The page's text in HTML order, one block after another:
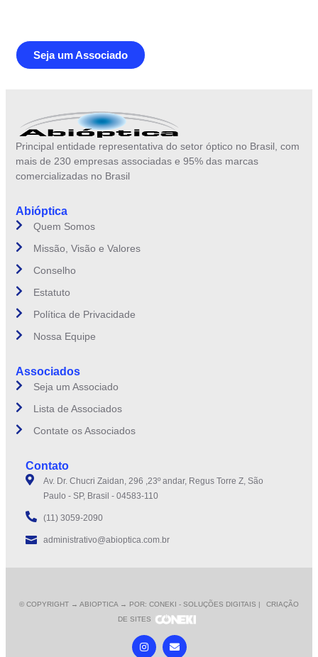
Seja um Associado
Principal entidade representativa do setor óptico no Brasil, com
mais de 230 empresas associadas e 95% das marcas
comercializadas no Brasil
Abióptica
Quem Somos
Missão, Visão e Valores
Conselho
Estatuto
Política de Privacidade
Nossa Equipe
Associados
Seja um Associado
Lista de Associados
Contate os Associados
Contato
Av. Dr. Chucri Zaidan, 296 ,23º andar, Regus Torre Z, São
Paulo - SP, Brasil - 04583-110
(11) 3059-2090
administrativo@abioptica.com.br
© COPYRIGHT → ABIOPTICA → POR: CONEKI - SOLUÇÕES DIGITAIS |
CRIAÇÃO
DE SITES